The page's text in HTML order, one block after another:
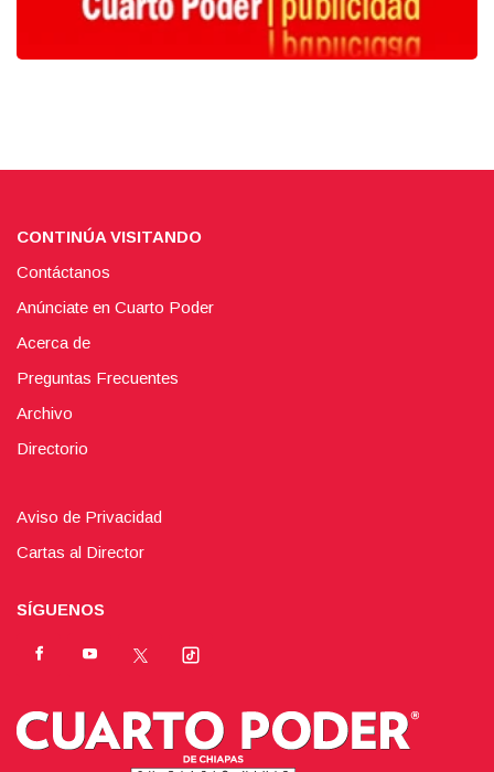
CONTINÚA VISITANDO
Contáctanos
Anúnciate en Cuarto Poder
Acerca de
Preguntas Frecuentes
Archivo
Directorio
Aviso de Privacidad
Cartas al Director
SÍGUENOS